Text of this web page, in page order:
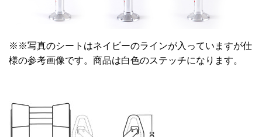
※※写真のシートはネイビーのラインが入っていますが仕
様の参考画像です。商品は白色のステッチになります。